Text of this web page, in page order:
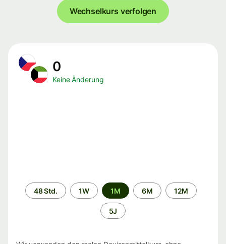
Wechselkurs verfolgen
0
Keine Änderung
Zeitraum
48 Std. 1W 1M 6M 12M
5J